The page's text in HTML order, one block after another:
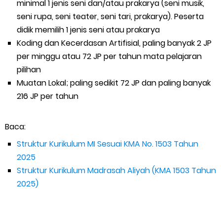
minimal 1 jenis seni dan/atau prakarya (seni musik,
seni rupa, seni teater, seni tari, prakarya). Peserta
didik memilih 1 jenis seni atau prakarya
Koding dan Kecerdasan Artifisial, paling banyak 2 JP
per minggu atau 72 JP per tahun mata pelajaran
pilihan
Muatan Lokal; paling sedikit 72 JP dan paling banyak
216 JP per tahun
Baca:
Struktur Kurikulum MI Sesuai KMA No. 1503 Tahun
2025
Struktur Kurikulum Madrasah Aliyah (KMA 1503 Tahun
2025)